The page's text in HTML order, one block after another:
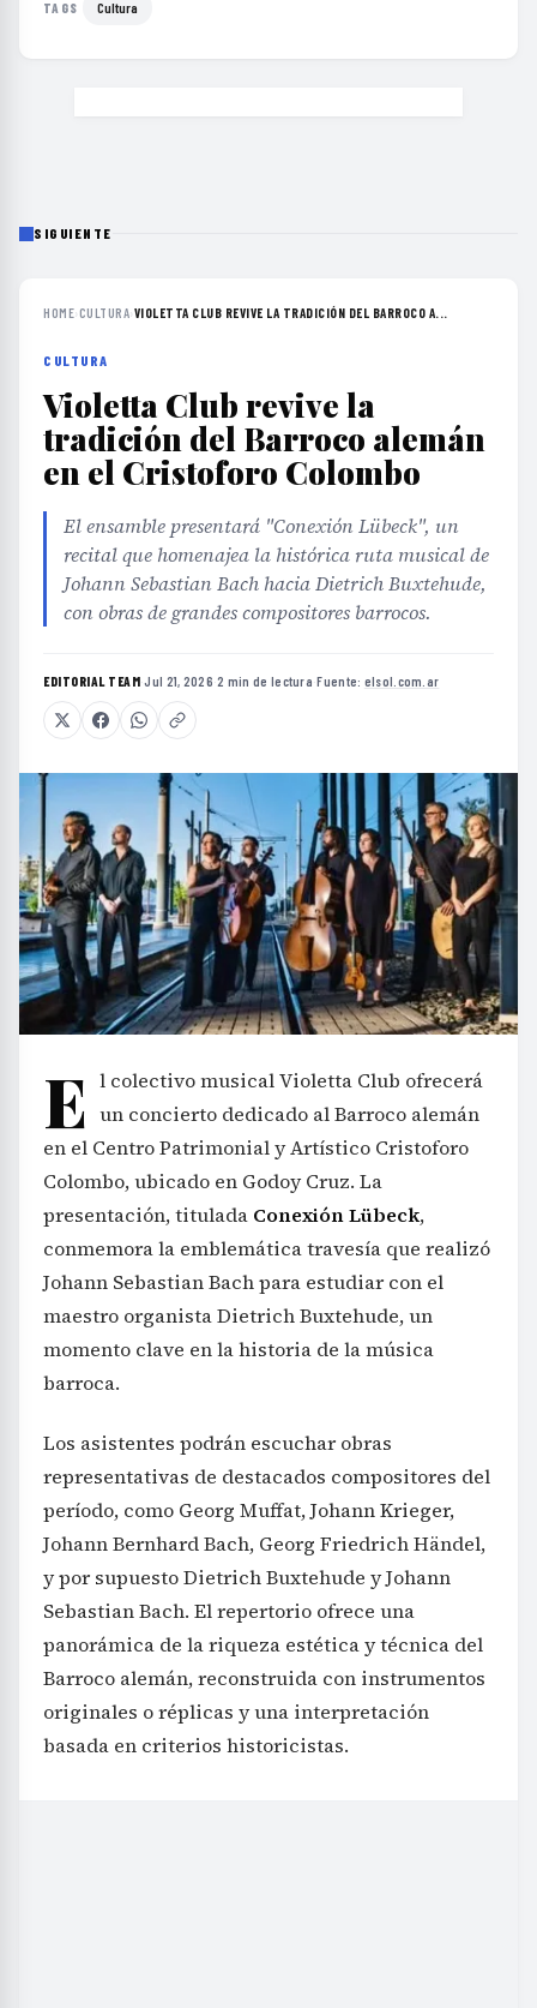
TAGS Cultura
SIGUIENTE
HOME›CULTURA›VIOLETTA CLUB REVIVE LA TRADICIÓN DEL BARROCO A...
CULTURA
Violetta Club revive la
tradición del Barroco alemán
en el Cristoforo Colombo
El ensamble presentará "Conexión Lübeck", un
recital que homenajea la histórica ruta musical de
Johann Sebastian Bach hacia Dietrich Buxtehude,
con obras de grandes compositores barrocos.
EDITORIAL TEAM·Jul 21, 2026·2 min de lectura·Fuente: elsol.com.ar
E l colectivo musical Violetta Club ofrecerá
un concierto dedicado al Barroco alemán
en el Centro Patrimonial y Artístico Cristoforo
Colombo, ubicado en Godoy Cruz. La
presentación, titulada Conexión Lübeck,
conmemora la emblemática travesía que realizó
Johann Sebastian Bach para estudiar con el
maestro organista Dietrich Buxtehude, un
momento clave en la historia de la música
barroca.
Los asistentes podrán escuchar obras
representativas de destacados compositores del
período, como Georg Muffat, Johann Krieger,
Johann Bernhard Bach, Georg Friedrich Händel,
y por supuesto Dietrich Buxtehude y Johann
Sebastian Bach. El repertorio ofrece una
panorámica de la riqueza estética y técnica del
Barroco alemán, reconstruida con instrumentos
originales o réplicas y una interpretación
basada en criterios historicistas.